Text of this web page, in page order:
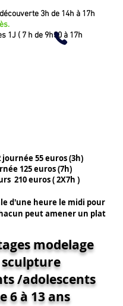
3h de 14h à 17h
1J ( 7 h de 9h30 à 17h
journée 55euros (3h)
125euros (7h)
euros ( 2X7h )
d'une heure le midi pour
peutamener un plat
modelage
sculpture
/adolescents
6 à 13 ans